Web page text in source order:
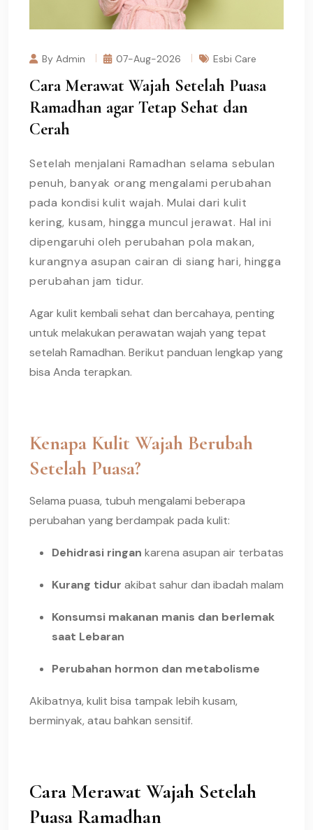
By Admin 07-Aug-2026 Esbi Care
Cara Merawat Wajah Setelah Puasa
Ramadhan agar Tetap Sehat dan
Cerah
Setelah menjalani Ramadhan selama sebulan
penuh, banyak orang mengalami perubahan
pada kondisi kulit wajah. Mulai dari kulit
kering, kusam, hingga muncul jerawat. Hal ini
dipengaruhi oleh perubahan pola makan,
kurangnya asupan cairan di siang hari, hingga
perubahan jam tidur.
Agar kulit kembali sehat dan bercahaya, penting
untuk melakukan perawatan wajah yang tepat
setelah Ramadhan. Berikut panduan lengkap yang
bisa Anda terapkan.
Kenapa Kulit Wajah Berubah
Setelah Puasa?
Selama puasa, tubuh mengalami beberapa
perubahan yang berdampak pada kulit:
Dehidrasi ringan karena asupan air terbatas
Kurang tidur akibat sahur dan ibadah malam
Konsumsi makanan manis dan berlemak
saat Lebaran
Perubahan hormon dan metabolisme
Akibatnya, kulit bisa tampak lebih kusam,
berminyak, atau bahkan sensitif.
Cara Merawat Wajah Setelah
Puasa Ramadhan